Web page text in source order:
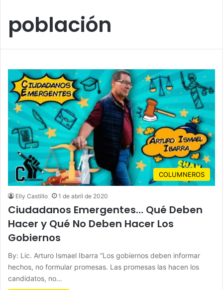
población
COLUMNEROS
Elly Castillo 1 de abril de 2020
Ciudadanos Emergentes… Qué Deben
Hacer y Qué No Deben Hacer Los
Gobiernos
By: Lic. Arturo Ismael Ibarra “Los gobiernos deben informar
hechos, no formular promesas. Las promesas las hacen los
candidatos, no…